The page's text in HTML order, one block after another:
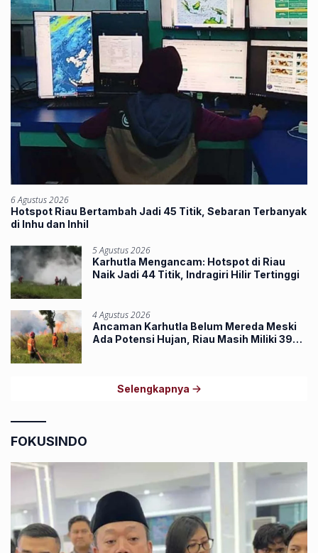
6 Agustus 2026
Hotspot Riau Bertambah Jadi 45 Titik, Sebaran Terbanyak
di Inhu dan Inhil
5 Agustus 2026
Karhutla Mengancam: Hotspot di Riau
Naik Jadi 44 Titik, Indragiri Hilir Tertinggi
4 Agustus 2026
Ancaman Karhutla Belum Mereda Meski
Ada Potensi Hujan, Riau Masih Miliki 39
Selengkapnya
FOKUSINDO